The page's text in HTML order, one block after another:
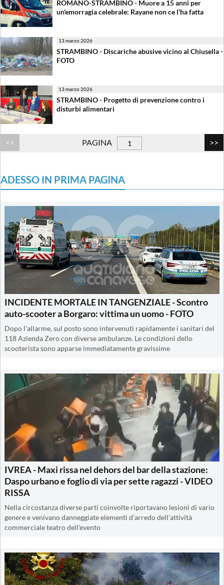
ROMANO-STRAMBINO - Muore a 15 anni per
un'emorragia celebrale: Rayane non ce l'ha fatta
13 marzo 2026
STRAMBINO - Discariche abusive vicino al Chiusella -
FOTO
13 marzo 2026
STRAMBINO - Progetto di prevenzione contro i
disturbi alimentari
PAGINA
ADESSO IN PRIMA PAGINA
INCIDENTE MORTALE IN TANGENZIALE - Scontro
auto-scooter a Borgaro: vittima un uomo - FOTO
Dopo l'allarme, sul posto sono intervenuti rapidamente i sanitari del
118 Azienda Zero con diverse ambulanze. Le condizioni dello
scooterista sono apparse immediatamente gravissime
IVREA - Maxi rissa nel dehors del bar della stazione:
Daspo urbano e foglio di via per sette ragazzi - VIDEO
RISSA
Nella circostanza diverse parti coinvolte riportavano lesioni di vario
genere e venivano danneggiate elementi d’arredo dell’attività
commerciale teatro dell’evento